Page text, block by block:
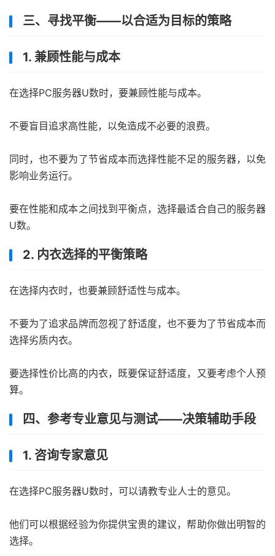
三、寻找平衡——以合适为目标的策略
1. 兼顾性能与成本
在选择PC服务器U数时，要兼顾性能与成本。
不要盲目追求高性能，以免造成不必要的浪费。
同时，也不要为了节省成本而选择性能不足的服务器，以免
影响业务运行。
要在性能和成本之间找到平衡点，选择最适合自己的服务器
U数。
2. 内衣选择的平衡策略
在选择内衣时，也要兼顾舒适性与成本。
不要为了追求品牌而忽视了舒适度，也不要为了节省成本而
选择劣质内衣。
要选择性价比高的内衣，既要保证舒适度，又要考虑个人预
算。
四、参考专业意见与测试——决策辅助手段
1. 咨询专家意见
在选择PC服务器U数时，可以请教专业人士的意见。
他们可以根据经验为你提供宝贵的建议，帮助你做出明智的
选择。